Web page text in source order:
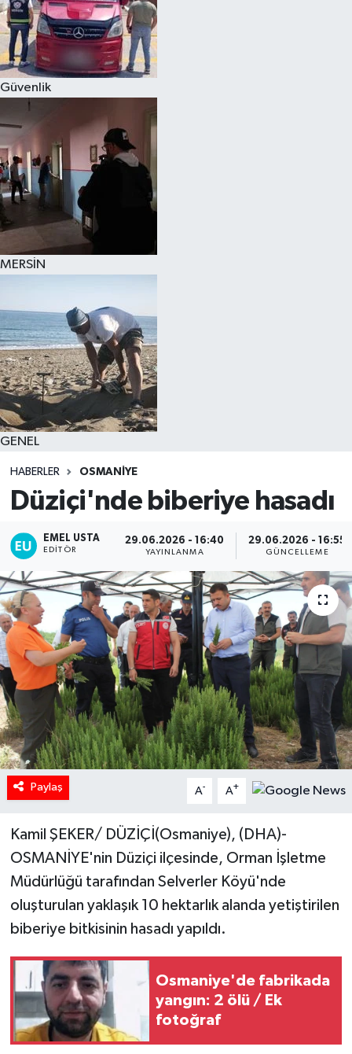
Güvenlik
MERSİN
GENEL
HABERLER OSMANİYE
Düziçi'nde biberiye hasadı
EMEL USTA
EDITÖR
29.06.2026 - 16:40
YAYINLANMA
29.06.2026 - 16:55
GÜNCELLEME
Paylaş A- A+
Kamil ŞEKER/ DÜZİÇİ(Osmaniye), (DHA)-
OSMANİYE'nin Düziçi ilçesinde, Orman İşletme
Müdürlüğü tarafından Selverler Köyü'nde
oluşturulan yaklaşık 10 hektarlık alanda yetiştirilen
biberiye bitkisinin hasadı yapıldı.
Osmaniye'de fabrikada
yangın: 2 ölü / Ek
fotoğraf